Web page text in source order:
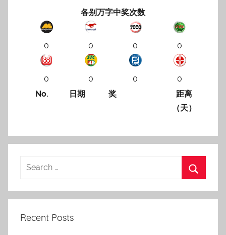
各别万字中奖次数
0 0 0 0
0 0 0
0
No.
日期 奖
距离
（天）
Recent Posts